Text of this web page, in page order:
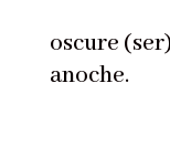
oscure
anoche.